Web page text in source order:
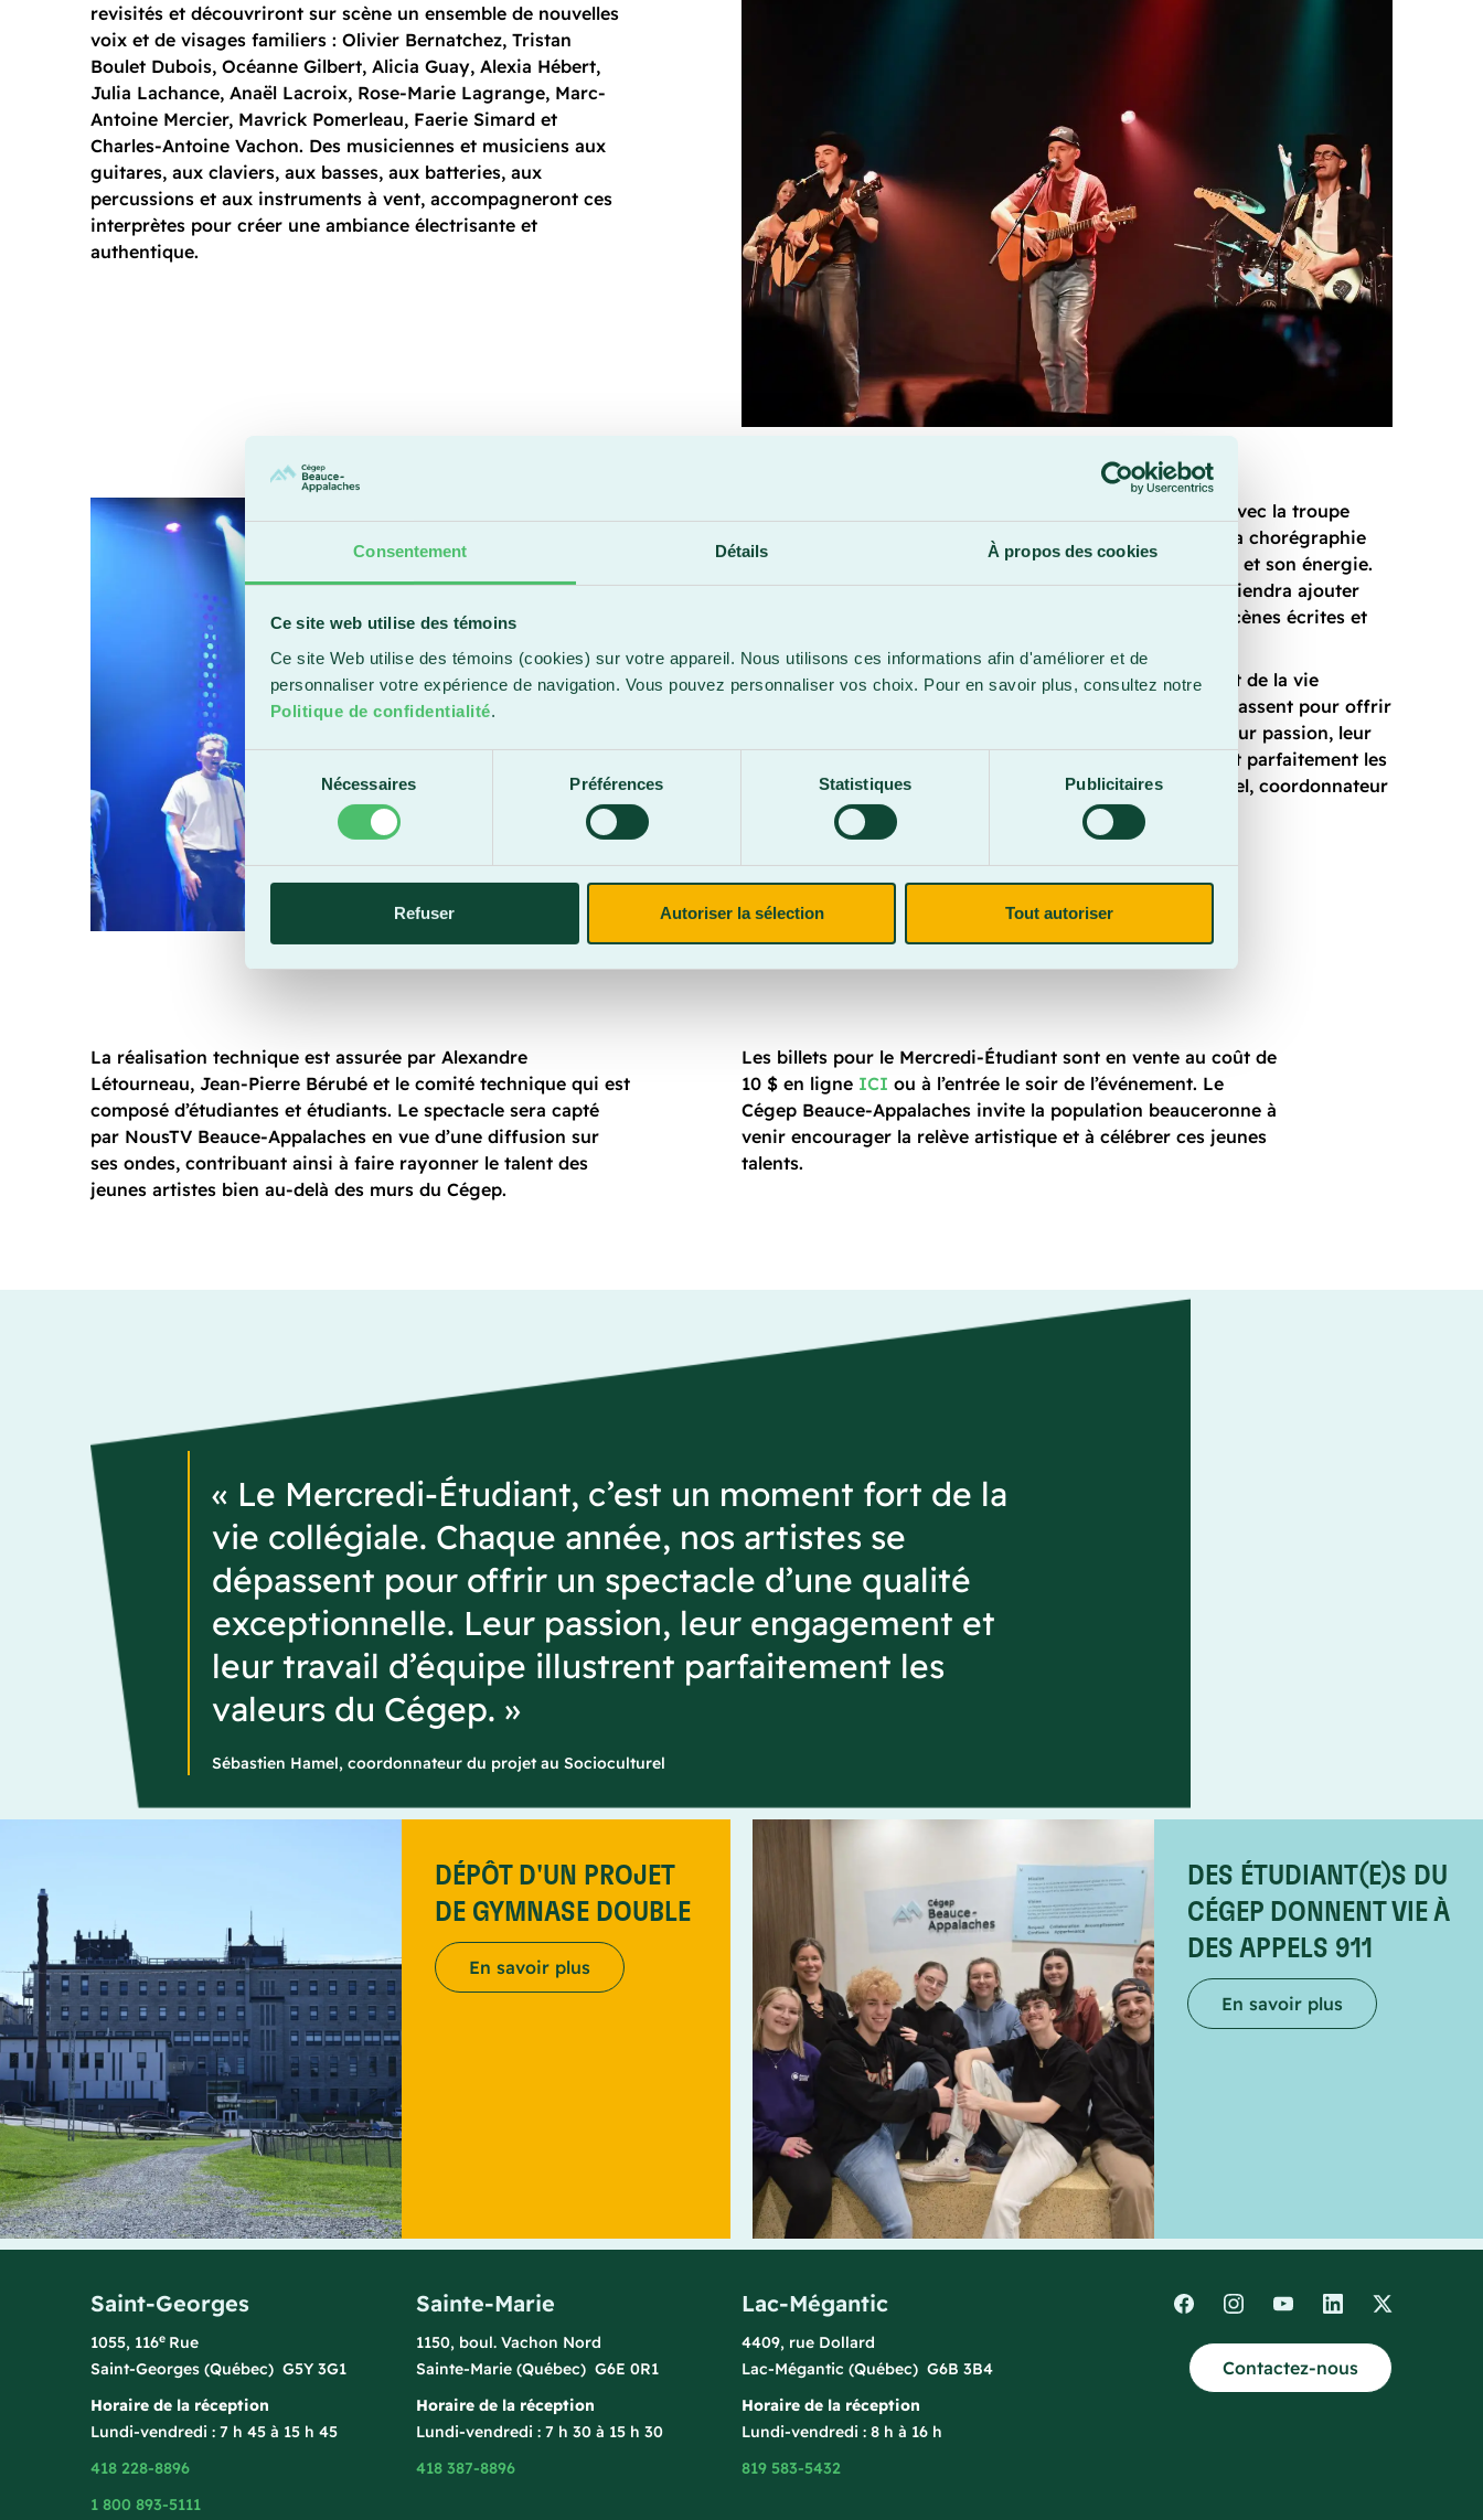
Consentement Détails À propos des cookies
Ce site web utilise des témoins
Ce site Web utilise des témoins (cookies) sur votre appareil. Nous utilisons ces informations afin d'améliorer et de
personnaliser votre expérience de navigation. Vous pouvez personnaliser vos choix. Pour en savoir plus, consultez notre
Politique de confidentialité.
du
consentement
Nécessaires Préférences Statistiques Publicitaires
Refuser Autoriser la sélection Tout autoriser
revisités et découvriront sur scène un ensemble de nouvelles
voix et de visages familiers : Olivier Bernatchez, Tristan
Boulet Dubois, Océanne Gilbert, Alicia Guay, Alexia Hébert,
Julia Lachance, Anaël Lacroix, Rose-Marie Lagrange, Marc-
Antoine Mercier, Mavrick Pomerleau, Faerie Simard et
Charles-Antoine Vachon. Des musiciennes et musiciens aux
guitares, aux claviers, aux basses, aux batteries, aux
percussions et aux instruments à vent, accompagneront ces
interprètes pour créer une ambiance électrisante et
authentique.
Le spectacle laissera aussi place à la danse avec la troupe
L’Étadâme, dirigée par Anouk Gaudet, dont la chorégraphie
promet de captiver le public par sa cohésion et son énergie.
Entre les numéros, une équipe d’animation viendra ajouter
une touche d’humour à travers de courtes scènes écrites et
« Le Mercredi-Étudiant, c’est un moment fort de la vie
collégiale. Chaque année, nos artistes se dépassent pour offrir
un spectacle d’une qualité exceptionnelle. Leur passion, leur
engagement et leur travail d’équipe illustrent parfaitement les
valeurs du Cégep », souligne Sébastien Hamel, coordonnateur
du projet au socioculturel.
La réalisation technique est assurée par Alexandre
Létourneau, Jean-Pierre Bérubé et le comité technique qui est
composé d’étudiantes et étudiants. Le spectacle sera capté
par NousTV Beauce-Appalaches en vue d’une diffusion sur
ses ondes, contribuant ainsi à faire rayonner le talent des
jeunes artistes bien au-delà des murs du Cégep.
Les billets pour le Mercredi-Étudiant sont en vente au coût de
10 $ en ligne ICI ou à l’entrée le soir de l’événement. Le
Cégep Beauce-Appalaches invite la population beauceronne à
venir encourager la relève artistique et à célébrer ces jeunes
talents.
« Le Mercredi-Étudiant, c’est un moment fort de la
vie collégiale. Chaque année, nos artistes se
dépassent pour offrir un spectacle d’une qualité
exceptionnelle. Leur passion, leur engagement et
leur travail d’équipe illustrent parfaitement les
valeurs du Cégep. »
Sébastien Hamel, coordonnateur du projet au Socioculturel
DÉPÔT D'UN PROJET
DE GYMNASE DOUBLE
En savoir plus
DES ÉTUDIANT(E)S DU
CÉGEP DONNENT VIE À
DES APPELS 911
En savoir plus
Saint-Georges
1055, 116e Rue
Saint-Georges (Québec) G5Y 3G1
Horaire de la réception
Lundi-vendredi : 7 h 45 à 15 h 45
418 228-8896
1 800 893-5111
Sainte-Marie
1150, boul. Vachon Nord
Sainte-Marie (Québec) G6E 0R1
Horaire de la réception
Lundi-vendredi : 7 h 30 à 15 h 30
418 387-8896
Lac-Mégantic
4409, rue Dollard
Lac-Mégantic (Québec) G6B 3B4
Horaire de la réception
Lundi-vendredi : 8 h à 16 h
819 583-5432
Contactez-nous